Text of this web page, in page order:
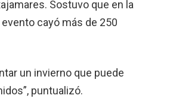
Sostuvo que en la
cayó más de 250
un invierno que puede
puntualizó.